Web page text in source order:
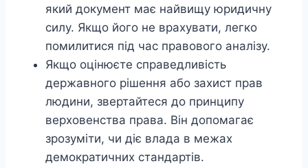
який документ має найвищу юридичну
силу. Якщо його не врахувати, легко
помилитися під час правового аналізу.
Якщо оцінюєте справедливість
державного рішення або захист прав
людини, звертайтеся до принципу
верховенства права. Він допомагає
зрозуміти, чи діє влада в межах
демократичних стандартів.